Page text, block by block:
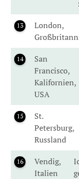
13
London,
14
San
Francisco,
Kalifornien,
USA
15
St.
Petersburg,
Russland
16
Vendig,
Italien